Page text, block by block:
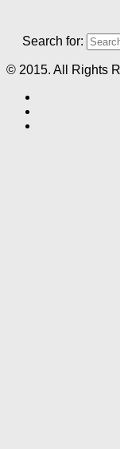
Search for:
© 2015. All Rights